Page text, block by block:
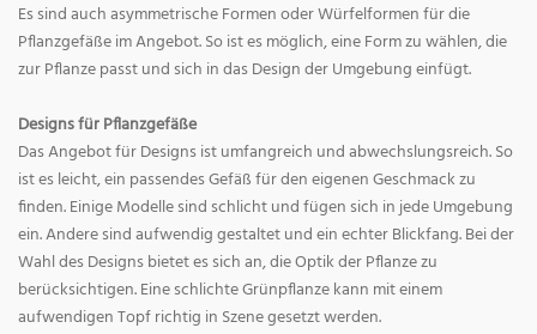
Es sind auch asymmetrische Formen oder Würfelformen für die
Pflanzgefäße im Angebot. So ist es möglich, eine Form zu wählen, die
zur Pflanze passt und sich in das Design der Umgebung einfügt.
Designs für Pflanzgefäße
Das Angebot für Designs ist umfangreich und abwechslungsreich. So
ist es leicht, ein passendes Gefäß für den eigenen Geschmack zu
finden. Einige Modelle sind schlicht und fügen sich in jede Umgebung
ein. Andere sind aufwendig gestaltet und ein echter Blickfang. Bei der
Wahl des Designs bietet es sich an, die Optik der Pflanze zu
berücksichtigen. Eine schlichte Grünpflanze kann mit einem
aufwendigen Topf richtig in Szene gesetzt werden.